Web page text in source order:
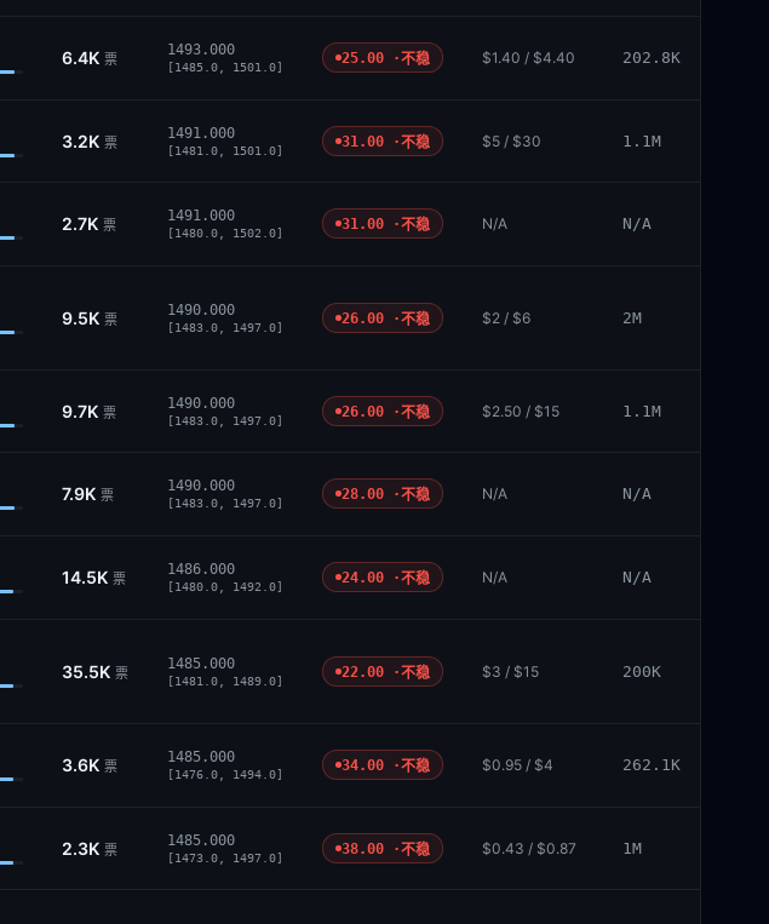
6.4K 票
1493.000
[1485.0, 1501.0]
25.00 ·不稳 $1.40 / $4.40 202.8K
3.2K 票
1491.000
[1481.0, 1501.0]
31.00 ·不稳 $5 / $30 1.1M
2.7K 票
1491.000
[1480.0, 1502.0]
31.00 ·不稳 N/A N/A
9.5K 票
1490.000
[1483.0, 1497.0]
26.00 ·不稳 $2 / $6 2M
9.7K 票
1490.000
[1483.0, 1497.0]
26.00 ·不稳 $2.50 / $15 1.1M
7.9K 票
1490.000
[1483.0, 1497.0]
28.00 ·不稳 N/A N/A
14.5K 票
1486.000
[1480.0, 1492.0]
24.00 ·不稳 N/A N/A
35.5K 票
1485.000
[1481.0, 1489.0]
22.00 ·不稳 $3 / $15 200K
3.6K 票
1485.000
[1476.0, 1494.0]
34.00 ·不稳 $0.95 / $4 262.1K
2.3K 票
1485.000
[1473.0, 1497.0]
38.00 ·不稳 $0.43 / $0.87 1M